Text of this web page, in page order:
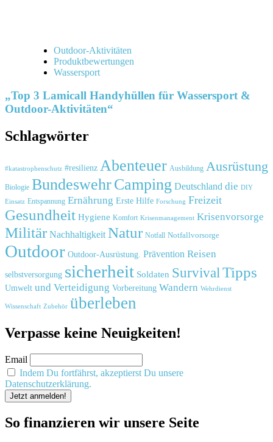
Outdoor-Aktivitäten
Produktbewertungen
Wassersport
„Top 3 Lamicall Handyhüllen für Wassersport &
Outdoor-Aktivitäten“
Schlagwörter
#katastrophenschutz #resilienz Abenteuer Ausbildung Ausrüstung
Biologie BundeswehrCamping Deutschland die DIY
Einsatz Entspannung Ernährung Erste Hilfe Forschung Freizeit
Gesundheit Hygiene Komfort Krisenmanagement Krisenvorsorge
Militär Nachhaltigkeit Natur Notfall Notfallvorsorge
Outdoor Outdoor-Ausrüstung. Prävention Reisen
selbstversorgung sicherheit Soldaten SurvivalTipps
Umwelt und Verteidigung Vorbereitung Wandern Wehrdienst
Wissenschaft Zubehör überleben
Verpasse keine Neuigkeiten!
Email
Indem Du fortfährst, akzeptierst Du unsere
Datenschutzerklärung.
So finanzieren wir unsere Seite